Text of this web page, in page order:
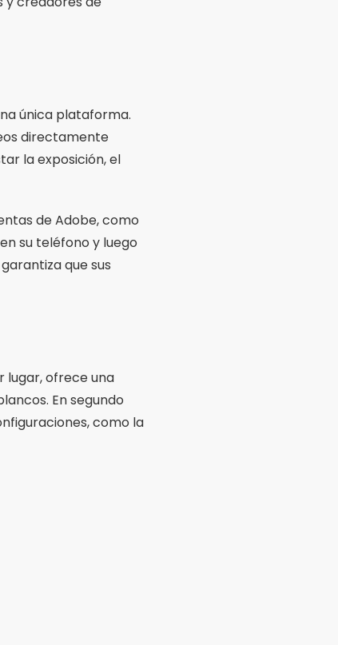
única plataforma.
directamente
la exposición, el
de Adobe, como
su teléfono y luego
que sus
lugar, ofrece una
En segundo
como la